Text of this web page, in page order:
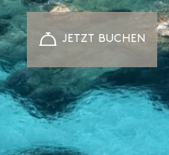
JETZT BUCHEN